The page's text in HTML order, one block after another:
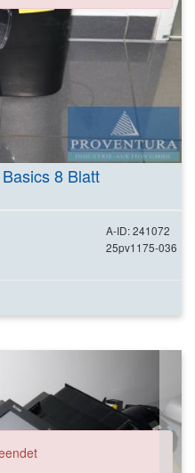
8 Blatt
A-ID: 241072
25pv1175-036